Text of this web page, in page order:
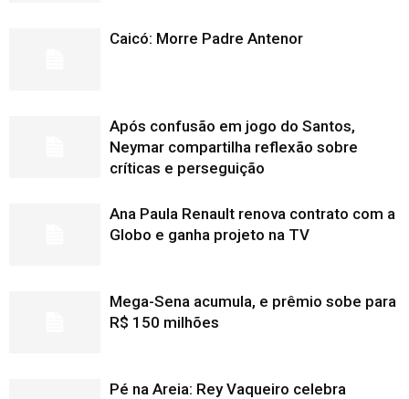
Caicó: Morre Padre Antenor
Após confusão em jogo do Santos,
Neymar compartilha reflexão sobre
críticas e perseguição
Ana Paula Renault renova contrato com a
Globo e ganha projeto na TV
Mega-Sena acumula, e prêmio sobe para
R$ 150 milhões
Pé na Areia: Rey Vaqueiro celebra